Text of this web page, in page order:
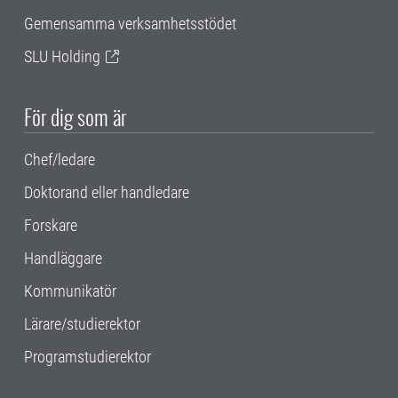
Gemensamma verksamhetsstödet
SLU Holding
För dig som är
Chef/ledare
Doktorand eller handledare
Forskare
Handläggare
Kommunikatör
Lärare/studierektor
Programstudierektor